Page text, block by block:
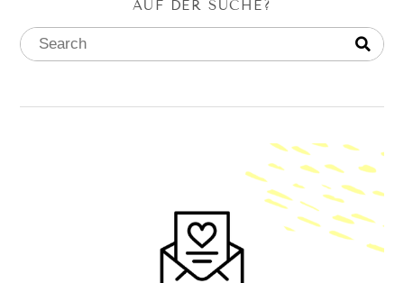
AUF DER SUCHE?